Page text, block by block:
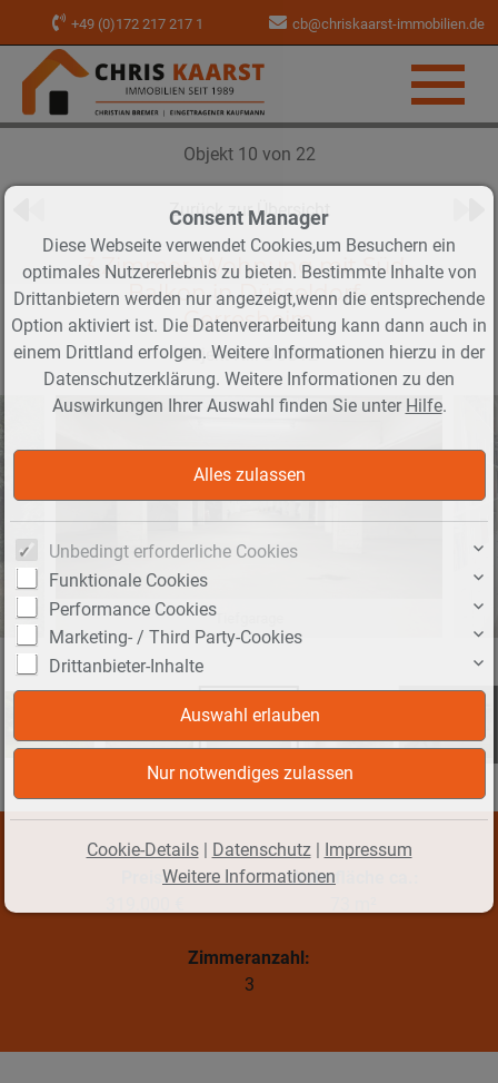
+49 (0)172 217 217 1 cb@chriskaarst-immobilien.de
Objekt 10 von 22
Zurück zur Übersicht
3 Zimmer-Wohnung mit Süd-
Balkon in Düsseldorf-
Gerresheim
Objekt-Nr.: DUS12
Tiefgarage
Preis:
Wohnfläche ca.:
Zimmeranzahl:
3
Consent Manager
Diese Webseite verwendet Cookies,um Besuchern ein
optimales Nutzererlebnis zu bieten. Bestimmte Inhalte von
Drittanbietern werden nur angezeigt,wenn die entsprechende
Option aktiviert ist. Die Datenverarbeitung kann dann auch in
einem Drittland erfolgen. Weitere Informationen hierzu in der
Datenschutzerklärung. Weitere Informationen zu den
Auswirkungen Ihrer Auswahl finden Sie unter Hilfe.
Unbedingt erforderliche Cookies
Funktionale Cookies
Performance Cookies
Marketing- / Third Party-Cookies
Drittanbieter-Inhalte
Cookie-Details| Datenschutz|
Impressum
Weitere Informationen